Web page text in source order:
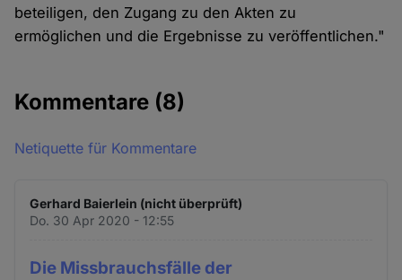
beteiligen, den Zugang zu den Akten zu
ermöglichen und die Ergebnisse zu veröffentlichen."
Kommentare (8)
Netiquette für Kommentare
Gerhard Baierlein (nicht überprüft)
Do. 30 Apr 2020 - 12:55
Die Missbrauchsfälle der